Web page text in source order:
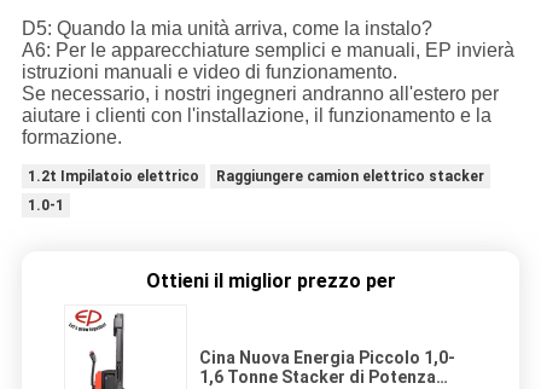
D5: Quando la mia unità arriva, come la instalo?
A6: Per le apparecchiature semplici e manuali, EP invierà
istruzioni manuali e video di funzionamento.
Se necessario, i nostri ingegneri andranno all'estero per
aiutare i clienti con l'installazione, il funzionamento e la
formazione.
1.2t Impilatoio elettrico
Raggiungere camion elettrico stacker
1.0-1
Ottieni il miglior prezzo per
Cina Nuova Energia Piccolo 1,0-
1,6 Tonne Stacker di Potenza